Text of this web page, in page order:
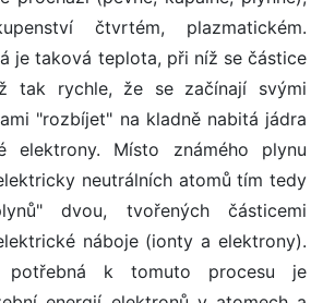
čtvrtém, plazmatickém.
je taková teplota, při níž se částice
tak rychle, že se začínají svými
"rozbíjet" na kladně nabitá jádra
elektrony. Místo známého plynu
neutrálních atomů tím tedy
dvou, tvořených částicemi
náboje (ionty a elektrony).
potřebná k tomuto procesu je